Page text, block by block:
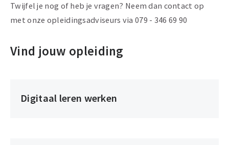
Twijfel je nog of heb je vragen? Neem dan contact op
met onze opleidingsadviseurs via 079 - 346 69 90
Vind jouw opleiding
Digitaal leren werken
Digitaal